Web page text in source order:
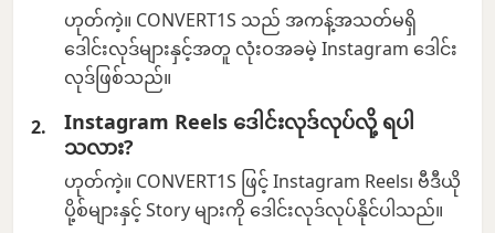
ဟုတ်ကဲ့။ CONVERT1S သည် အကန့်အသတ်မရှိ
ဒေါင်းလုဒ်များနှင့်အတူ လုံးဝအခမဲ့ Instagram ဒေါင်း
လုဒ်ဖြစ်သည်။
Instagram Reels ဒေါင်းလုဒ်လုပ်လို့ ရပါ
သလား?
ဟုတ်ကဲ့။ CONVERT1S ဖြင့် Instagram Reels၊ ဗီဒီယို
ပို့စ်များနှင့် Story များကို ဒေါင်းလုဒ်လုပ်နိုင်ပါသည်။